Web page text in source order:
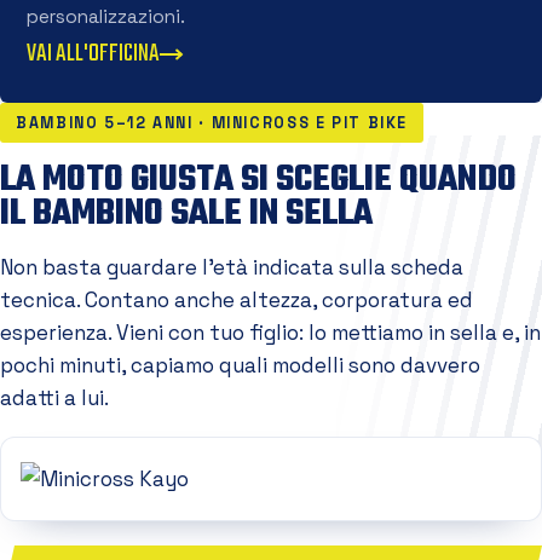
personalizzazioni.
VAI ALL'OFFICINA
BAMBINO 5–12 ANNI · MINICROSS E PIT BIKE
LA MOTO GIUSTA SI SCEGLIE QUANDO
IL BAMBINO SALE IN SELLA
Non basta guardare l'età indicata sulla scheda
tecnica. Contano anche altezza, corporatura ed
esperienza. Vieni con tuo figlio: lo mettiamo in sella e, in
pochi minuti, capiamo quali modelli sono davvero
adatti a lui.